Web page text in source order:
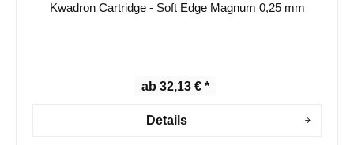
Kwadron Cartridge - Soft Edge Magnum 0,25 mm
ab 32,13 € *
Details